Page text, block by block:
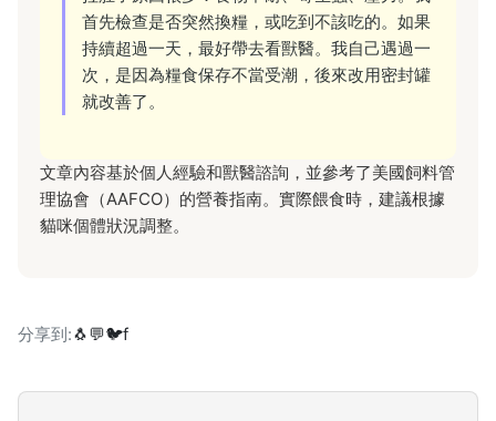
首先檢查是否突然換糧，或吃到不該吃的。如果
持續超過一天，最好帶去看獸醫。我自己遇過一
次，是因為糧食保存不當受潮，後來改用密封罐
就改善了。
文章內容基於個人經驗和獸醫諮詢，並參考了美國飼料管
理協會（AAFCO）的營養指南。實際餵食時，建議根據
貓咪個體狀況調整。
分享到:🐧💬🐦f